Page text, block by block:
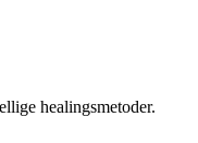
healingsmetoder.